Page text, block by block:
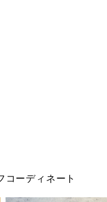
コーディネート